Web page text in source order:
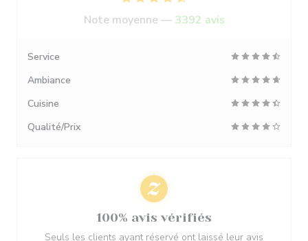
Note moyenne — 3392 avis
Service
Ambiance
Cuisine
Qualité/Prix
100% avis vérifiés
Seuls les clients ayant réservé ont laissé leur avis